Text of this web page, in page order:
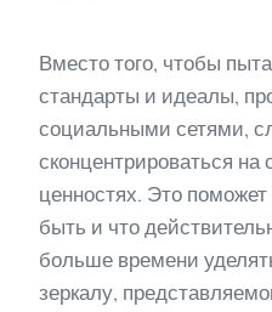
Вместо того, чтобы
стандарты и идеалы,
социальными сетями,
сконцентрироваться на
ценностях. Это
быть и что
больше времени
зеркалу,